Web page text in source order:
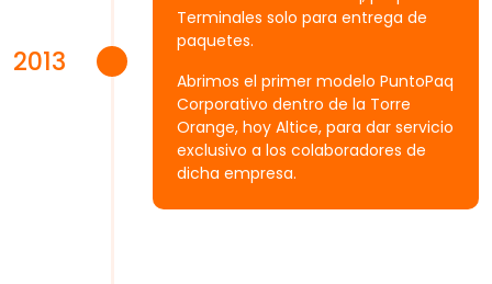
Terminales solo para entrega de
paquetes.
Abrimos el primer modelo PuntoPaq
Corporativo dentro de la Torre
Orange, hoy Altice, para dar servicio
exclusivo a los colaboradores de
dicha empresa.
2013